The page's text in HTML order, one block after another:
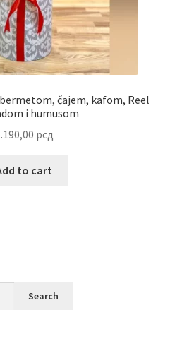
čajem, kafom, Reel
i humusom
рсд
to cart
Search